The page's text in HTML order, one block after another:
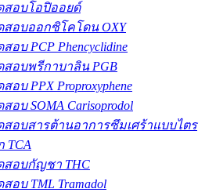
สอบโอปิออยด์
สอบออกซิโคโดน OXY
อบ PCP Phencyclidine
สอบพรีกาบาลิน PGB
อบ PPX Proproxyphene
อบ SOMA Carisoprodol
สอบสารต้านอาการซึมเศร้าแบบไตร
TCA
สอบกัญชา THC
อบ TML Tramadol